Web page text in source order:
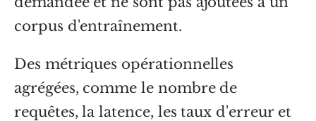
corpus d'entraînement.
Des métriques opérationnelles
agrégées, comme le nombre de
requêtes, la latence, les taux d'erreur et